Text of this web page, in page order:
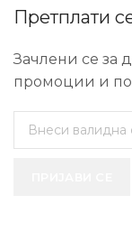
Претплати
Зачлени се за
промоции и